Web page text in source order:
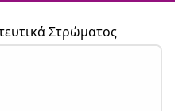
Στρώματος